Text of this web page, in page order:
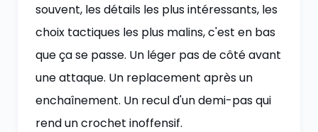
souvent, les détails les plus intéressants, les
choix tactiques les plus malins, c'est en bas
que ça se passe. Un léger pas de côté avant
une attaque. Un replacement après un
enchaînement. Un recul d'un demi-pas qui
rend un crochet inoffensif.